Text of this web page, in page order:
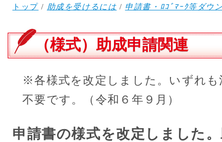
現
の
位
置：
トップ / 助成を受けるには / 申請書・ﾛｺﾞﾏｰｸ等ダウ
（様式）助成申請関連
※各様式を改定しました。いずれも
不要です。（令和６年９月）
申請書の様式を改定しました